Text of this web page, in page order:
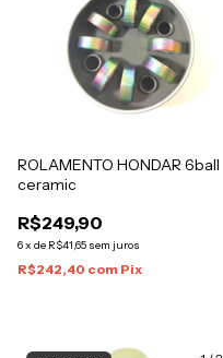
ROLAMENTO HONDAR 6ball
ceramic
R$249,90
6x de R$41,65 sem juros
R$242,40 com Pix